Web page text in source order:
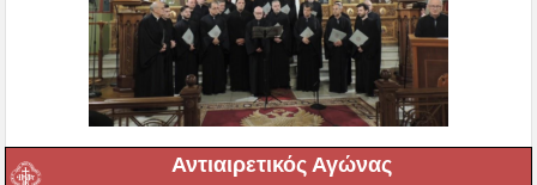
Αντιαιρετικός Αγώνας